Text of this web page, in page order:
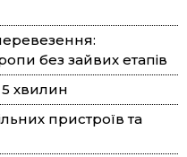
без зайвих етапів
хвилин
пристроїв та